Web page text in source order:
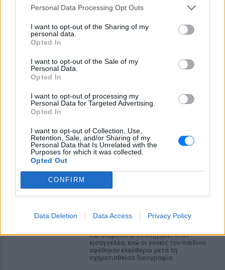
Personal Data Processing Opt Outs
I want to opt-out of the Sharing of my
personal data.
Opted In
I want to opt-out of the Sale of my
Personal Data.
Opted In
I want to opt-out of processing my
Personal Data for Targeted Advertising.
Opted In
I want to opt-out of Collection, Use,
Retention, Sale, and/or Sharing of my
Personal Data that Is Unrelated with the
Purposes for which it was collected.
Opted Out
CONFIRM
Data Deletion Data Access Privacy Policy
Ο Κώδικας Οδικής Κυκλοφορίας δεν
της αστυνομίας, αλλά ισχύουν
συγκεκριμένοι κανόνες που κάθε οδηγός
Επίθεση στον Ερυθρό Σταυρό:
Ασθενής χτύπησε νοσηλεύτρια
ΣΉΜΕΡΑ
Σαββάτου - ο πρόεδρος της ΠΟΕΔΗΝ
Μιχάλης Γιαννάκος ζητά ουσιαστικά
μέτρα προστασίας για το νοσηλευτικό
προσωπικό
Πάρος: Κλειστό το beach bar
Δικογραφία για ανθρωποκτονία
ΣΉΜΕΡΑ
και αναμένεται να οδηγηθεί στον
εισαγγελέα, ενώ οι γονείς του παιδιού
αφέθηκαν ελεύθεροι μετά τη
σχηματισθείσα δικογραφία.